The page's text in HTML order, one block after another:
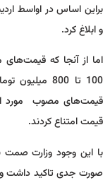
و ابلاغ کرد.
اما از آنجا که
100 تا 800
قیمت‌‌های مصوب مورد
قیمت امتناع کردند.
با این وجود وزارت
صورت جدی تاکید داشت